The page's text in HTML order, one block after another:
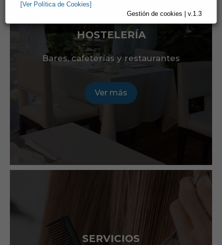
[Ver Política de Cookies]
Gestión de cookies | v.1.3
HOSTELERÍA
Bares, cafeterías y restaurantes
Ver más
SERVICIOS